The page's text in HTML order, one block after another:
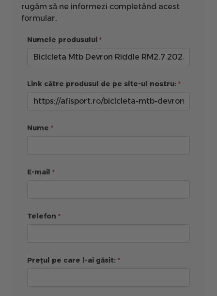
rugăm să ne informezi completând acest
formular.
Numele produsului
Link către produsul de pe site-ul nostru:
Nume
E-mail
Telefon
Prețul pe care l-ai găsit: